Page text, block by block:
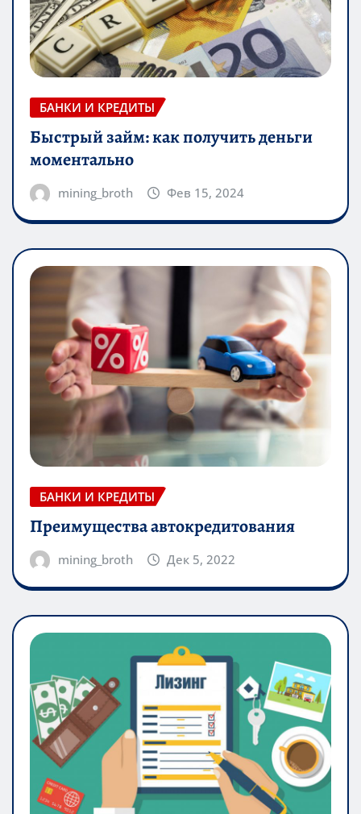
БАНКИ И КРЕДИТЫ
Быстрый займ: как получить деньги
моментально
mining_broth Фев 15, 2024
БАНКИ И КРЕДИТЫ
Преимущества автокредитования
mining_broth Дек 5, 2022